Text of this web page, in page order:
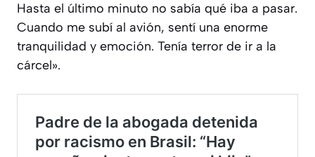
Hasta el último minuto no sabía qué iba a pasar.
Cuando me subí al avión, sentí una enorme
tranquilidad y emoción. Tenía terror de ir a la
cárcel».